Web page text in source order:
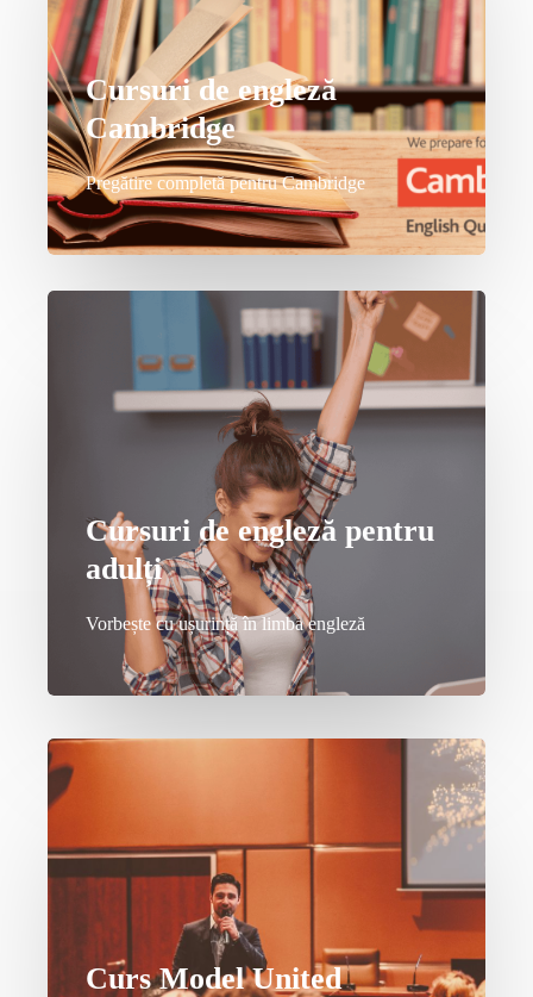
Cursuri de engleză
Cambridge
Pregătire completă pentru Cambridge
Cursuri de engleză pentru
adulți
Vorbește cu ușurință în limba engleză
Curs Model United